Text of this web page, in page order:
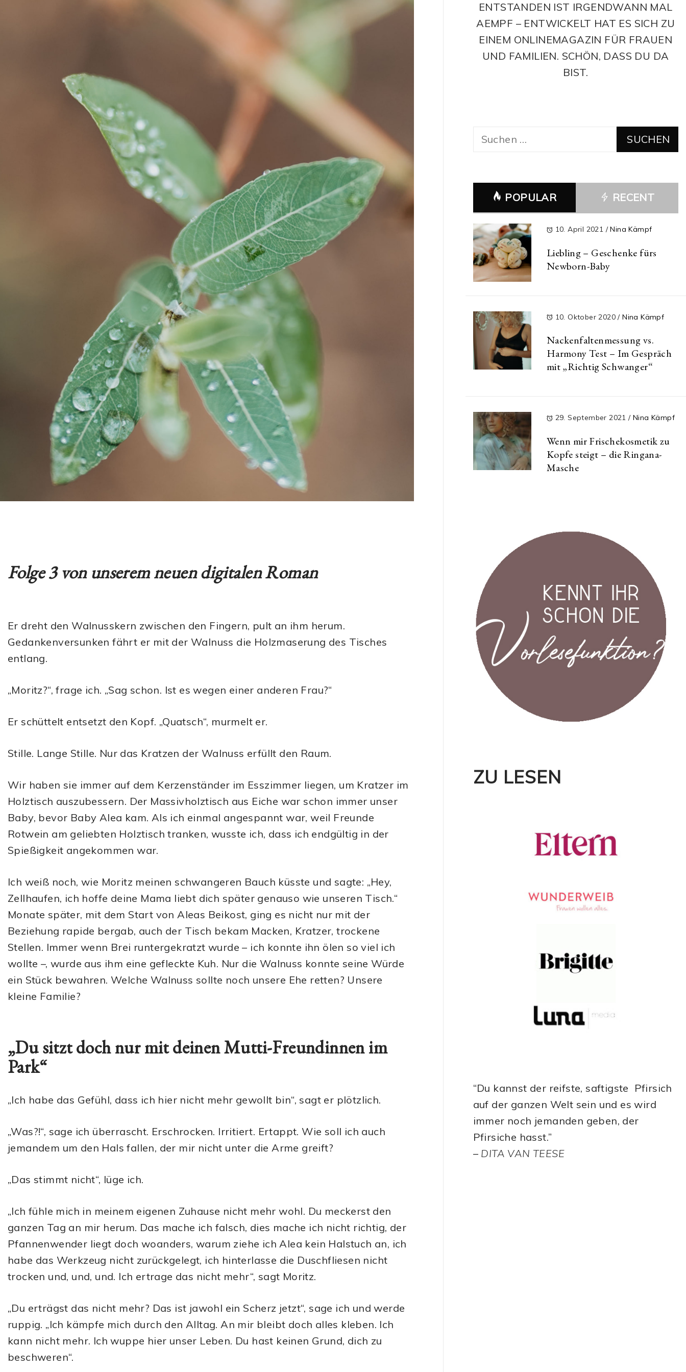
Folge 3 von unserem neuen digitalen Roman
Er dreht den Walnusskern zwischen den Fingern, pult an ihm herum.
Gedankenversunken fährt er mit der Walnuss die Holzmaserung des Tisches
entlang.
„Moritz?“, frage ich. „Sag schon. Ist es wegen einer anderen Frau?“
Er schüttelt entsetzt den Kopf. „Quatsch“, murmelt er.
Stille. Lange Stille. Nur das Kratzen der Walnuss erfüllt den Raum.
Wir haben sie immer auf dem Kerzenständer im Esszimmer liegen, um Kratzer im
Holztisch auszubessern. Der Massivholztisch aus Eiche war schon immer unser
Baby, bevor Baby Alea kam. Als ich einmal angespannt war, weil Freunde
Rotwein am geliebten Holztisch tranken, wusste ich, dass ich endgültig in der
Spießigkeit angekommen war.
Ich weiß noch, wie Moritz meinen schwangeren Bauch küsste und sagte: „Hey,
Zellhaufen, ich hoffe deine Mama liebt dich später genauso wie unseren Tisch.“
Monate später, mit dem Start von Aleas Beikost, ging es nicht nur mit der
Beziehung rapide bergab, auch der Tisch bekam Macken, Kratzer, trockene
Stellen. Immer wenn Brei runtergekratzt wurde – ich konnte ihn ölen so viel ich
wollte –, wurde aus ihm eine gefleckte Kuh. Nur die Walnuss konnte seine Würde
ein Stück bewahren. Welche Walnuss sollte noch unsere Ehe retten? Unsere
kleine Familie?
„Du sitzt doch nur mit deinen Mutti-Freundinnen im
Park“
„Ich habe das Gefühl, dass ich hier nicht mehr gewollt bin“, sagt er plötzlich.
„Was?!“, sage ich überrascht. Erschrocken. Irritiert. Ertappt. Wie soll ich auch
jemandem um den Hals fallen, der mir nicht unter die Arme greift?
„Das stimmt nicht“, lüge ich.
„Ich fühle mich in meinem eigenen Zuhause nicht mehr wohl. Du meckerst den
ganzen Tag an mir herum. Das mache ich falsch, dies mache ich nicht richtig, der
Pfannenwender liegt doch woanders, warum ziehe ich Alea kein Halstuch an, ich
habe das Werkzeug nicht zurückgelegt, ich hinterlasse die Duschfliesen nicht
trocken und, und, und. Ich ertrage das nicht mehr“, sagt Moritz.
„Du erträgst das nicht mehr? Das ist jawohl ein Scherz jetzt“, sage ich und werde
ruppig. „Ich kämpfe mich durch den Alltag. An mir bleibt doch alles kleben. Ich
kann nicht mehr. Ich wuppe hier unser Leben. Du hast keinen Grund, dich zu
beschweren“.
ENTSTANDEN IST IRGENDWANN MAL
AEMPF – ENTWICKELT HAT ES SICH ZU
EINEM ONLINEMAGAZIN FÜR FRAUEN
UND FAMILIEN. SCHÖN, DASS DU DA
BIST.
Suchen
POPULAR RECENT
10. April 2021 / Nina Kämpf
Liebling – Geschenke fürs
Newborn-Baby
10. Oktober 2020/ Nina Kämpf
Nackenfaltenmessung vs.
Harmony Test – Im Gespräch
mit „Richtig Schwanger“
29. September 2021/ Nina Kämpf
Wenn mir Frischekosmetik zu
Kopfe steigt – die Ringana-
Masche
ZU LESEN
“Du kannst der reifste, saftigste Pfirsich
auf der ganzen Welt sein und es wird
immer noch jemanden geben, der
Pfirsiche hasst.”
– DITA VAN TEESE